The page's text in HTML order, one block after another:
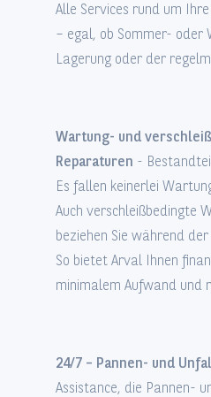
Alle Services rund um
– egal, ob Sommer- oder
Lagerung oder der
Wartung- und
Reparaturen -
Es fallen keinerlei
Auch verschleißbedingte
beziehen Sie während
So bietet Arval Ihnen
minimalem Aufwand und
24/7 – Pannen- und
Assistance, die Pannen-